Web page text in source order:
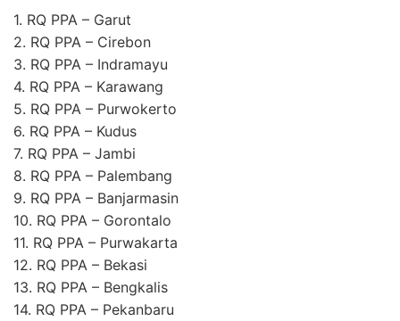
1. RQ PPA – Garut
2. RQ PPA – Cirebon
3. RQ PPA – Indramayu
4. RQ PPA – Karawang
5. RQ PPA – Purwokerto
6. RQ PPA – Kudus
7. RQ PPA – Jambi
8. RQ PPA – Palembang
9. RQ PPA – Banjarmasin
10. RQ PPA – Gorontalo
11. RQ PPA – Purwakarta
12. RQ PPA – Bekasi
13. RQ PPA – Bengkalis
14. RQ PPA – Pekanbaru